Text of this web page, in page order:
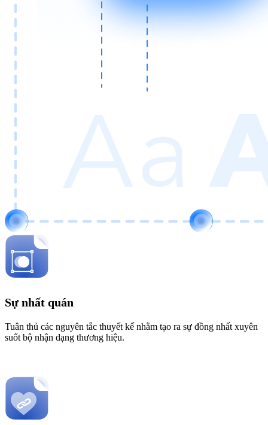
Sự nhất quán
Tuân thủ các nguyên tắc thuyết kế nhằm tạo ra sự đồng nhất xuyên
suốt bộ nhận dạng thương hiệu.